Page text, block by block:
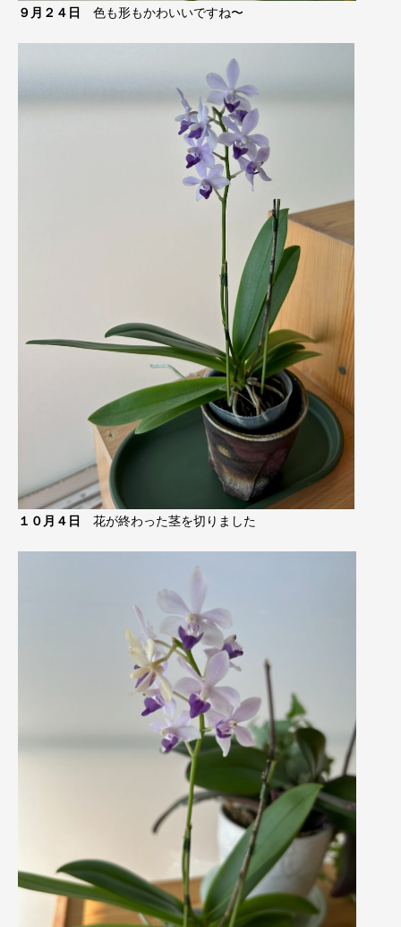
９月２４日 色も形もかわいいですね〜
１０月４日 花が終わった茎を切りました